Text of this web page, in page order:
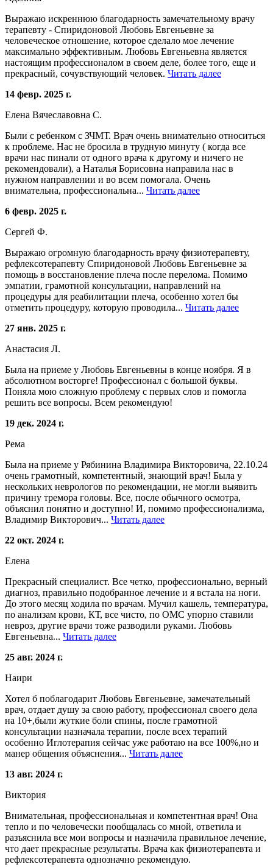
Выражаю искреннюю благодарность замечательному врачу
терапевту - Спиридоновой Любовь Евгеньевне за
человеческое отношение, которое сделало мое лечение
максимально эффективным. Любовь Евгеньевна является
настоящим профессионалом в своем деле, более того, еще и
прекрасный, сочувствующий человек. Читать далее
14 февр. 2025 г.
Елена Вячеславовна С.
Были с ребенком с ЗЧМТ. Врач очень внимательно относиться
к проблеме. Нас не бросила в трудную минуту ( когда все
врачи нас пинали от одного врача к другому и ничего не
рекомендовали), а Наталья Борисовна направила нас в
нужном направлении и во всем помогала. Очень
внимательна, профессиональна... Читать далее
6 февр. 2025 г.
Сергей Ф.
Выражаю огромную благодарность врачу физиотерапевту,
рефлексотерапевту Спиридоновой Любовь Евгеньевне за
помощь в восстановление плеча после перелома. Помимо
эмпатии, грамотной консультации, направлений на
процедуры для реабилитации плеча, особенно хотел бы
отметить процедуру, которую проводила... Читать далее
27 янв. 2025 г.
Анастасия Л.
Была на приеме у Любовь Евгеньевны в конце ноября. Я в
абсолютном восторге! Профессионал с большой буквы.
Поняла мою сложную проблему с первых слов и помогла
решить все вопросы. Всем рекомендую!
19 дек. 2024 г.
Рема
Была на приеме у Рябинина Владимира Викторовича, 22.10.24
очень грамотный, компетентный, знающий врач! Была у
нескольких неврологов по рекомендации, не могли выявить
причину тремора головы. Все, после обычного осмотра,
объяснил понятно и доступно! И, помимо профессионализма,
Владимир Викторович... Читать далее
22 окт. 2024 г.
Елена
Прекрасный специалист. Все четко, профессионально, верный
диагноз, правильно подобранное лечение и я встала на ноги.
До этого месяц ходила по врачам. Мучил кашель, температура,
по анализам крови, КТ, все чисто, по ОМС упорно ставили
невроз, другие врачи тоже разводили руками. Любовь
Евгеньевна... Читать далее
25 авг. 2024 г.
Наири
Хотел б поблагодарит Любовь Евгеньевне, замечательный
врач, отдает душу за свою работу, профессионал своего дела
на 10+,были жуткие боли спины, после грамотной
консультации назначала терапии, после всех терапий
особенно Иглотерапия сейчас уже работаю на все 100%,но и
манер общения объяснения... Читать далее
13 авг. 2024 г.
Виктория
Внимательная, профессиональная и компетентная врач! Она
тепло и по человечески пообщалась со мной, ответила и
разъяснила все мои вопросы и назначила правильное лечение,
что дает прекрасные результаты. Врача как физиотерапевта и
рефлексотерапевта однозначно рекомендую.